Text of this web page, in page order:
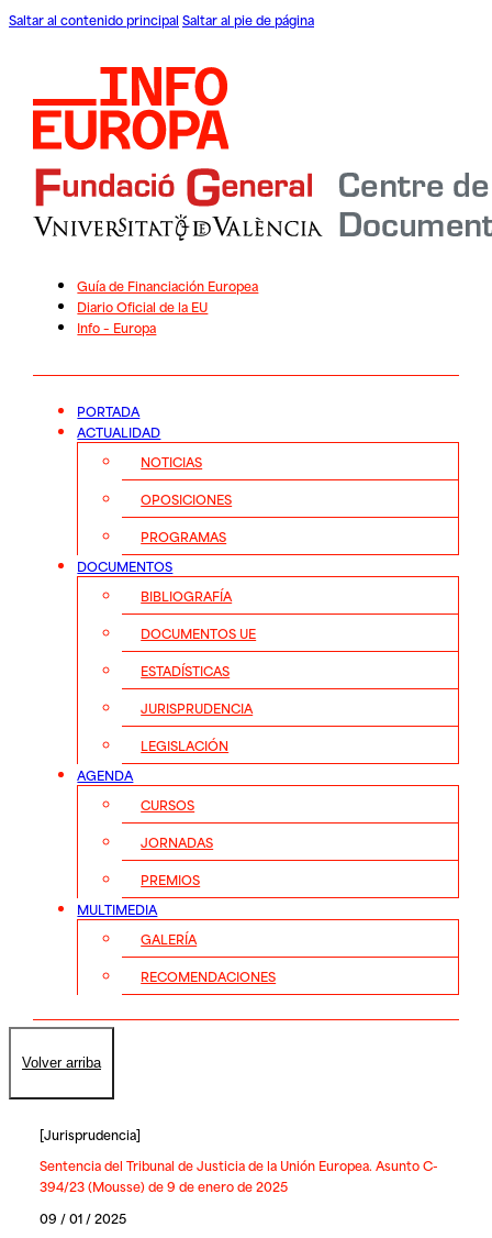
Saltar al contenido principal Saltar al pie de página
Guía de Financiación Europea
Diario Oficial de la EU
Info – Europa
PORTADA
ACTUALIDAD
NOTICIAS
OPOSICIONES
PROGRAMAS
DOCUMENTOS
BIBLIOGRAFÍA
DOCUMENTOS UE
ESTADÍSTICAS
JURISPRUDENCIA
LEGISLACIÓN
AGENDA
CURSOS
JORNADAS
PREMIOS
MULTIMEDIA
GALERÍA
RECOMENDACIONES
Volver arriba
[Jurisprudencia]
Sentencia del Tribunal de Justicia de la Unión Europea. Asunto C-
394/23 (Mousse) de 9 de enero de 2025
09 / 01 / 2025